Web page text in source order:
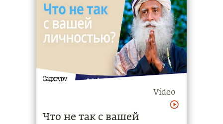
его?"
Video
Что не так с вашей